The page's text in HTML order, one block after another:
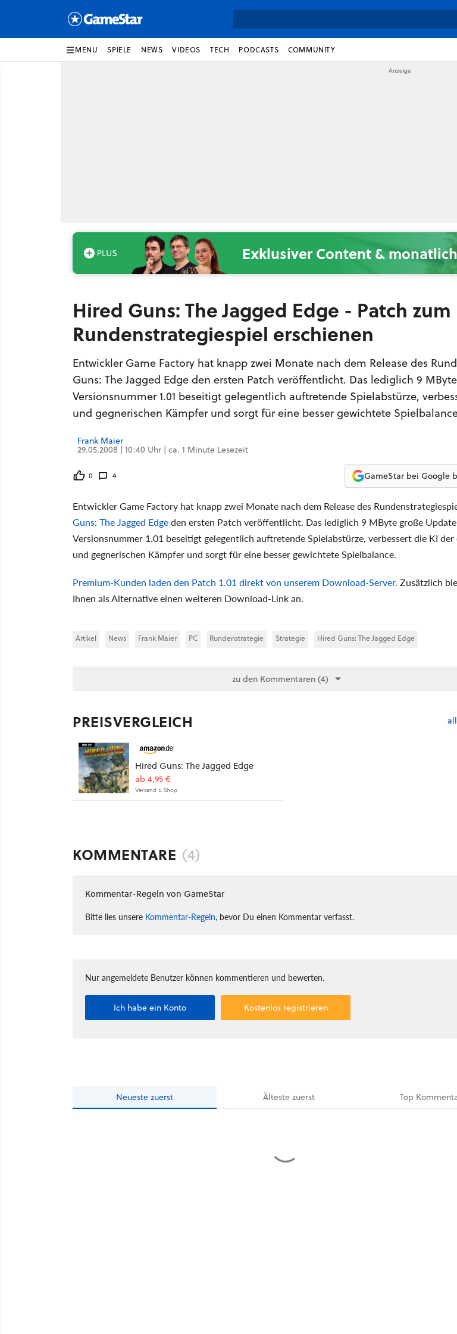
MENU SPIELE NEWS VIDEOS TECH PODCASTS COMMUNITY
Exklusiver Content &
Hired Guns: The Jagged Edge - Patch zum
Rundenstrategiespiel erschienen
Entwickler Game Factory hat knapp zwei Monate nach dem Release des
Guns: The Jagged Edge den ersten Patch veröffentlicht. Das lediglich 9
Versionsnummer 1.01 beseitigt gelegentlich auftretende Spielabstürze,
und gegnerischen Kämpfer und sorgt für eine besser gewichtete
Frank Maier
29.05.2008 | 10:40 Uhr | ca. 1 Minute Lesezeit
0 4 GameStar bei Google
Entwickler Game Factory hat knapp zwei Monate nach dem Release des
Guns: The Jagged Edgeden ersten Patch veröffentlicht. Das lediglich 9 MByte große
Versionsnummer 1.01 beseitigt gelegentlich auftretende Spielabstürze, verbessert die KI der
und gegnerischen Kämpfer und sorgt für eine besser gewichtete Spielbalance.
Premium-Kunden laden den Patch 1.01 direkt von unserem Download-Server. Zusätzlich
Ihnen als Alternative einen weiteren Download-Link an.
Artikel News Frank Maier PC Rundenstrategie Strategie Hired Guns: The Jagged Edge
zu den Kommentaren (4)
PREISVERGLEICH
Hired Guns: The Jagged Edge
ab 4,95 €
Versand s. Shop
KOMMENTARE (4)
Kommentar-Regeln von GameStar
Bitte lies unsere Kommentar-Regeln, bevor Du einen Kommentar verfasst.
Nur angemeldete Benutzer können kommentieren und bewerten.
Ich habe ein Konto Kostenlos registrieren
Neueste zuerst Ältestezuerst Top